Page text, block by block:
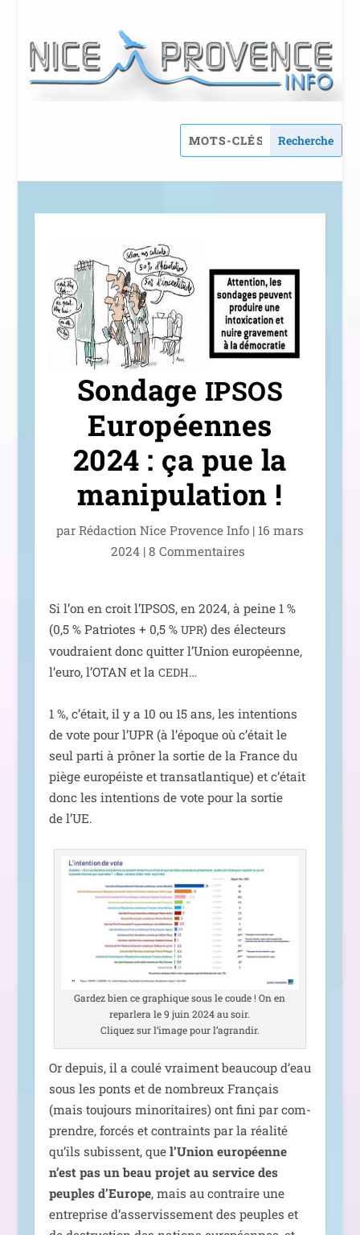
Sondage IPSOS
Européennes
2024 : ça pue la
manipulation !
par Rédaction Nice Provence Info| 16 mars
2024 |8 Commentaires
Si l’on en croit l’IPSOS, en 2024, à peine 1 %
(0,5 % Patriotes + 0,5 % UPR) des élec­teurs
vou­draient donc quit­ter l’Union euro­péenne,
l’eu­ro, l’OTAN et la CEDH…
1 %, c’é­tait, il y a 10 ou 15 ans, les inten­tions
de vote pour l’UPR (à l’é­poque où c’é­tait le
seul par­ti à prô­ner la sor­tie de la France du
piège euro­péiste et trans­at­lan­tique) et c’é­tait
donc les inten­tions de vote pour la sor­tie
de l’UE.
Gardez bien ce gra­phique sous le coude ! On en
repar­le­ra le 9 juin 2024 au soir.
Cliquez sur l’i­mage pour l’agrandir.
Or depuis, il a cou­lé vrai­ment beau­coup d’eau
sous les ponts et de nom­breux Français
(mais tou­jours mino­ri­taires) ont fini par com­
prendre, for­cés et contraints par la réa­li­té
qu’ils subissent, que l’Union euro­péenne
n’est pas un beau pro­jet au ser­vice des
peuples d’Europe, mais au contraire une
entre­prise d’as­ser­vis­se­ment des peuples et